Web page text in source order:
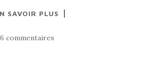
SAVOIR PLUS
6 commentaires